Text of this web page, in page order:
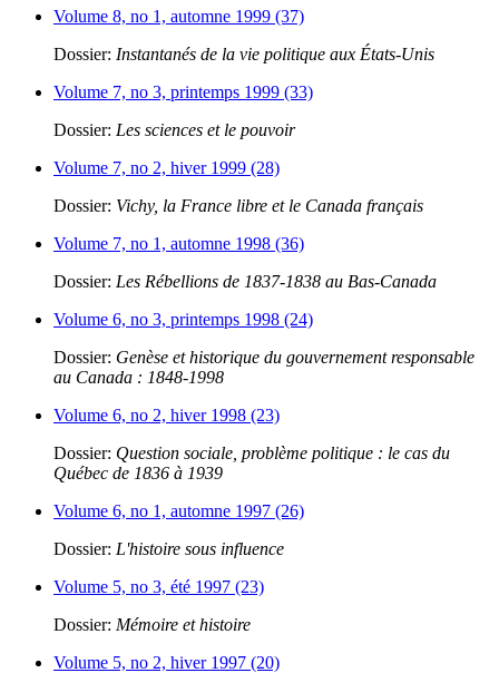
Volume 8, no 1, automne 1999 (37)
Dossier: Instantanés de la vie politique aux États-Unis
Volume 7, no 3, printemps 1999 (33)
Dossier: Les sciences et le pouvoir
Volume 7, no 2, hiver 1999 (28)
Dossier: Vichy, la France libre et le Canada français
Volume 7, no 1, automne 1998 (36)
Dossier: Les Rébellions de 1837-1838 au Bas-Canada
Volume 6, no 3, printemps 1998 (24)
Dossier: Genèse et historique du gouvernement responsable
au Canada : 1848-1998
Volume 6, no 2, hiver 1998 (23)
Dossier: Question sociale, problème politique : le cas du
Québec de 1836 à 1939
Volume 6, no 1, automne 1997 (26)
Dossier: L'histoire sous influence
Volume 5, no 3, été 1997 (23)
Dossier: Mémoire et histoire
Volume 5, no 2, hiver 1997 (20)